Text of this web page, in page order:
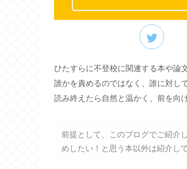
ひたすらに不登校に関連する本や論
誰かを責めるのではなく、誰に対し
読み終えたら自然と温かく、前を向
前提として、このブログでご紹介
めしたい！と思う本以外は紹介し